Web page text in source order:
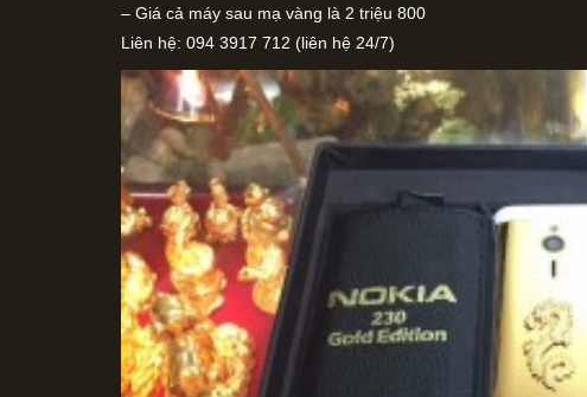
– Giá cả máy sau mạ vàng là 2 triệu 800
Liên hệ: 094 3917 712 (liên hệ 24/7)